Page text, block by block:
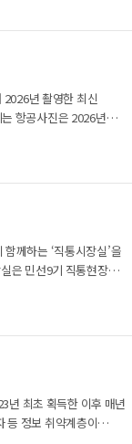
년 촬영한 최신
항공사진은 2026년
께하는 ‘직통시장실’을
은 민선9기 직통현장
년 최초 획득한 이후 매년
등 정보 취약계층이